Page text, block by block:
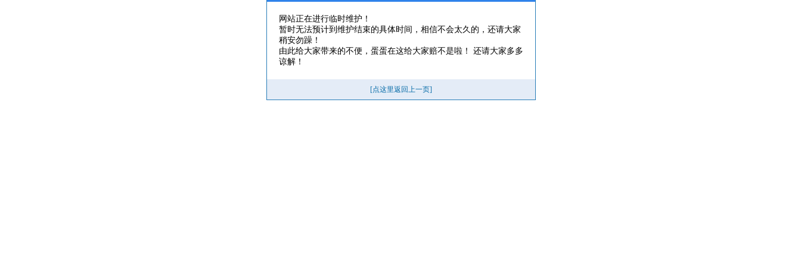
网站正在进行临时维护！
暂时无法预计到维护结束的具体时间，相信不会太久的，还请大家
稍安勿躁！
由此给大家带来的不便，蛋蛋在这给大家赔不是啦！ 还请大家多多
谅解！
[点这里返回上一页]